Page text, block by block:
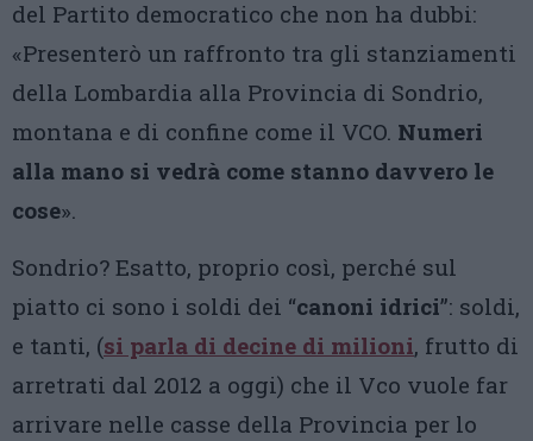
del Partito democratico che non ha dubbi:
«Presenterò un raffronto tra gli stanziamenti
della Lombardia alla Provincia di Sondrio,
montana e di confine come il VCO. Numeri
alla mano si vedrà come stanno davvero le
cose».
Sondrio? Esatto, proprio così, perché sul
piatto ci sono i soldi dei “canoni idrici”: soldi,
e tanti, (si parla di decine di milioni, frutto di
arretrati dal 2012 a oggi) che il Vco vuole far
arrivare nelle casse della Provincia per lo